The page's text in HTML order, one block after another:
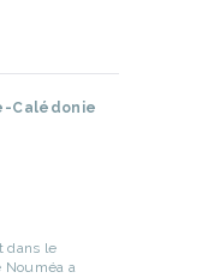
Calédonie
dans le
a